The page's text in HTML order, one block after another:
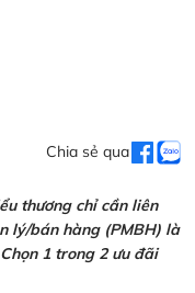
Chia sẻ qua
thương chỉ cần liên
lý/bán hàng (PMBH) là
1 trong 2 ưu đãi